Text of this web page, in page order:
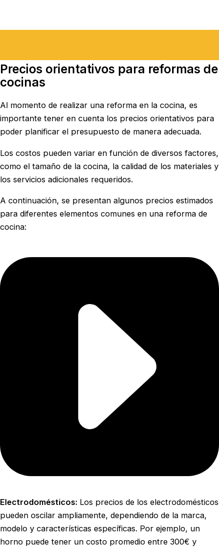
Precios orientativos para reformas de
cocinas
Al momento de realizar una reforma en la cocina, es
importante tener en cuenta los precios orientativos para
poder planificar el presupuesto de manera adecuada.
Los costos pueden variar en función de diversos factores,
como el tamaño de la cocina, la calidad de los materiales y
los servicios adicionales requeridos.
A continuación, se presentan algunos precios estimados
para diferentes elementos comunes en una reforma de
cocina:
Electrodomésticos: Los precios de los electrodomésticos
pueden oscilar ampliamente, dependiendo de la marca,
modelo y características específicas. Por ejemplo, un
horno puede tener un costo promedio entre 300€ y